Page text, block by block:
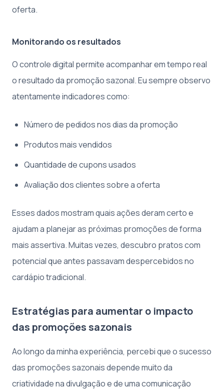
oferta.
Monitorando os resultados
O controle digital permite acompanhar em tempo real
o resultado da promoção sazonal. Eu sempre observo
atentamente indicadores como:
Número de pedidos nos dias da promoção
Produtos mais vendidos
Quantidade de cupons usados
Avaliação dos clientes sobre a oferta
Esses dados mostram quais ações deram certo e
ajudam a planejar as próximas promoções de forma
mais assertiva. Muitas vezes, descubro pratos com
potencial que antes passavam despercebidos no
cardápio tradicional.
Estratégias para aumentar o impacto
das promoções sazonais
Ao longo da minha experiência, percebi que o sucesso
das promoções sazonais depende muito da
criatividade na divulgação e de uma comunicação